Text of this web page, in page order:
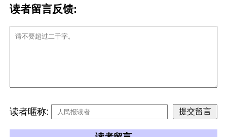
读者留言反馈:
读者暱称: